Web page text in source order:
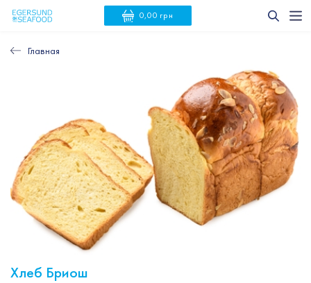
0,00 грн
Главная
Хлеб Бриош